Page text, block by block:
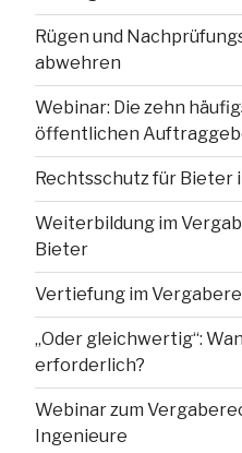
Rügen und
abwehren
Webinar: Die zehn
öffentlichen
Rechtsschutz für Bieter
Weiterbildung im
Bieter
Vertiefung im
„Oder gleichwertig“:
erforderlich?
Webinar zum
Ingenieure